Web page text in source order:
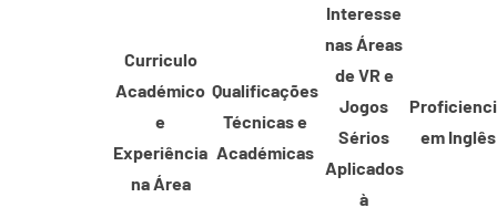
Curriculo
Académico
e
Experiência
na Área
Qualificações
Técnicas e
Académicas
Interesse
nas Áreas
de VR e
Jogos
Sérios
Aplicados
à
em Inglês